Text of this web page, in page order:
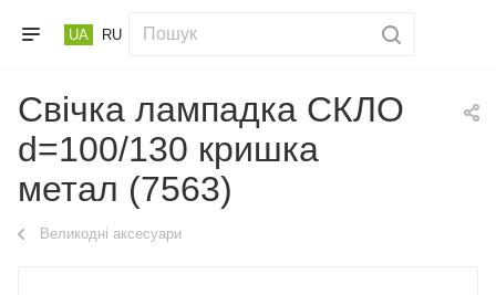
UA RU
Свічка лампадка СКЛО
d=100/130 кришка
метал (7563)
Великодні аксесуари